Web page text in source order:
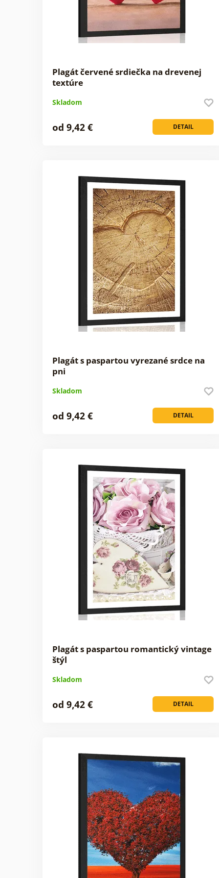
Plagát červené srdiečka na drevenej
textúre
Skladom
DETAIL
od 9,42 €
Plagát s paspartou vyrezané srdce na
pni
Skladom
DETAIL
od 9,42 €
Plagát s paspartou romantický vintage
štýl
Skladom
DETAIL
od 9,42 €